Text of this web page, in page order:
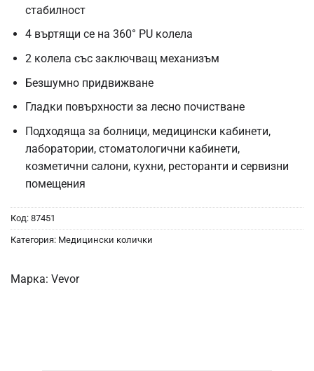
стабилност
4 въртящи се на 360° PU колела
2 колела със заключващ механизъм
Безшумно придвижване
Гладки повърхности за лесно почистване
Подходяща за болници, медицински кабинети,
лаборатории, стоматологични кабинети,
козметични салони, кухни, ресторанти и сервизни
помещения
Код: 87451
Категория: Медицински колички
Марка: Vevor